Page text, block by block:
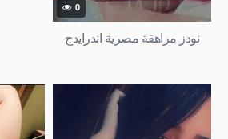
0
نودز مراهقة مصرية اندرايدج